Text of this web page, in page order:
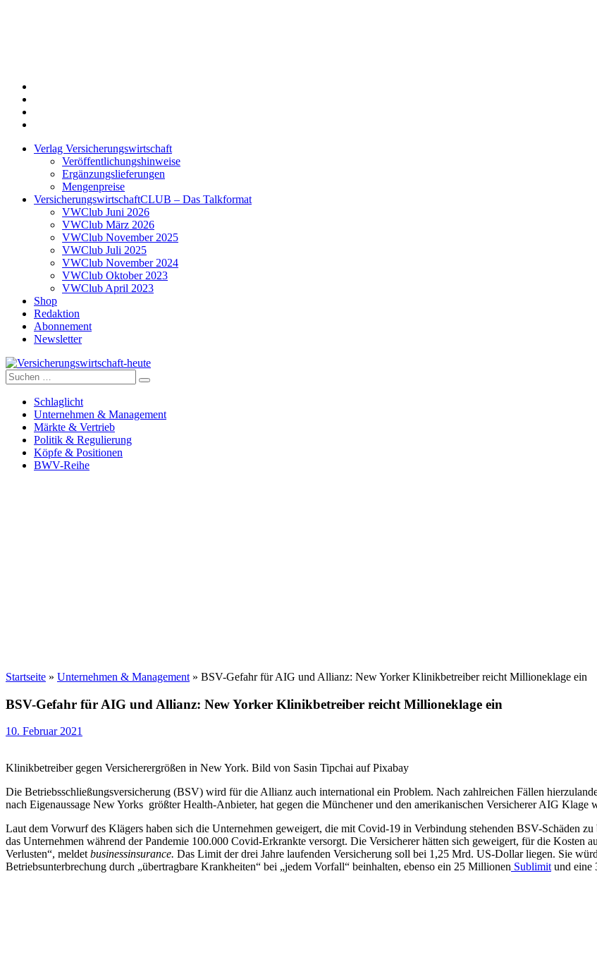
Verlag Versicherungswirtschaft
Veröffentlichungshinweise
Ergänzungslieferungen
Mengenpreise
VersicherungswirtschaftCLUB – Das Talkformat
VWClub Juni 2026
VWClub März 2026
VWClub November 2025
VWClub Juli 2025
VWClub November 2024
VWClub Oktober 2023
VWClub April 2023
Shop
Redaktion
Abonnement
Newsletter
Versicherungswirtschaft-heute
Suche
nach:
Schlaglicht
Unternehmen & Management
Märkte & Vertrieb
Politik & Regulierung
Köpfe & Positionen
BWV-Reihe
Startseite » Unternehmen & Management » BSV-Gefahr für AIG und Allianz: New Yorker Klinikbetreiber reicht Millioneklage ein
BSV-Gefahr für AIG und Allianz: New Yorker Klinikbetreiber reicht Millioneklage ein
10. Februar 2021
Klinikbetreiber gegen Versicherergrößen in New York. Bild von Sasin Tipchai auf Pixabay
Die Betriebsschließungsversicherung (BSV) wird für die Allianz auch international ein Problem. Nach zahlreichen Fällen
nach Eigenaussage New Yorks größter Health-Anbieter, hat gegen die Münchener und den amerikanischen Versicherer AIG Klage
Laut dem Vorwurf des Klägers haben sich die Unternehmen geweigert, die mit Covid-19 in Verbindung stehenden BSV-Schäden
das Unternehmen während der Pandemie 100.000 Covid-Erkrankte versorgt. Die Versicherer hätten sich geweigert, für die Kosten
Verlusten“, meldetbusinessinsurance. Das Limit der drei Jahre laufenden Versicherung soll bei 1,25 Mrd. US-Dollar liegen. Sie
Betriebsunterbrechung durch „übertragbare Krankheiten“ bei „jedem Vorfall“ beinhalten, ebenso ein 25 Millionen Sublimitund eine